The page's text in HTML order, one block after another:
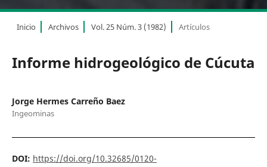
Inicio Archivos Vol. 25 Núm. 3 (1982) Artículos
Informe hidrogeológico de Cúcuta
Jorge Hermes Carreño Baez
Ingeominas
DOI: https://doi.org/10.32685/0120-